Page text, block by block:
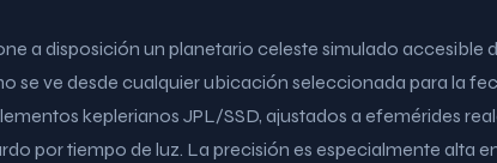
a disposición un planetario celeste simulado accesible
se ve desde cualquier ubicación seleccionada para la
keplerianos JPL/SSD, ajustados a efemérides
por tiempo de luz. La precisión es especialmente alta